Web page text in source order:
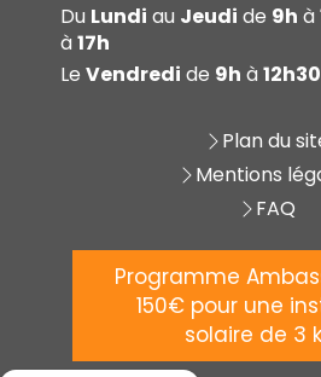
Du Lundi au Jeudi de 9h à
à17h
Le Vendredi de 9h à12h30
Plan du
Mentions
FAQ
Programme
150€ pour une
solaire de 3